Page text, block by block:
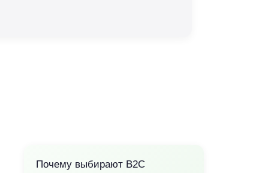
Почему выбирают B2C